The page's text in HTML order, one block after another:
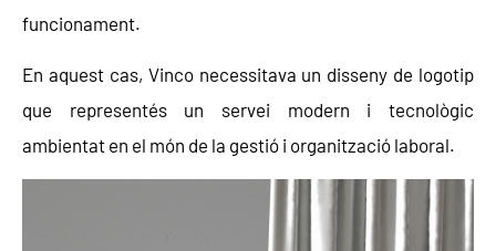
funcionament.
En aquest cas, Vinco necessitava un disseny de logotip
que representés un servei modern i tecnològic
ambientat en el món de la gestió i organització laboral.